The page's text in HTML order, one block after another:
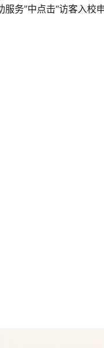
服务”中点击“访客入